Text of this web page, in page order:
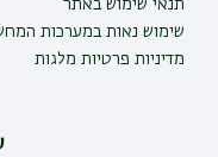
תנאי שימוש באתר
שימוש נאות במערכות
מדיניות פרטיות מלגות